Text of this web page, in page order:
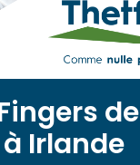
de
Irlande